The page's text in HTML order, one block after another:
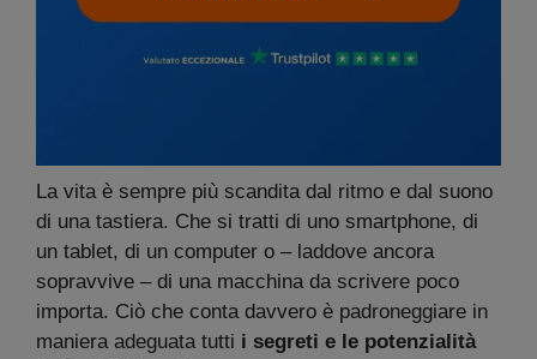
La vita è sempre più scandita dal ritmo e dal suono
di una tastiera. Che si tratti di uno smartphone, di
un tablet, di un computer o – laddove ancora
sopravvive – di una macchina da scrivere poco
importa. Ciò che conta davvero è padroneggiare in
maniera adeguata tutti i segreti e le potenzialità